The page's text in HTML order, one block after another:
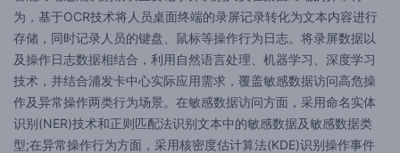
为，基于OCR技术将人员桌面终端的录屏记录转化为文本内容进行
存储，同时记录人员的键盘、鼠标等操作行为日志。将录屏数据以
及操作日志数据相结合，利用自然语言处理、机器学习、深度学习
技术，并结合浦发卡中心实际应用需求，覆盖敏感数据访问高危操
作及异常操作两类行为场景。在敏感数据访问方面，采用命名实体
识别(NER)技术和正则匹配法识别文本中的敏感数据及敏感数据类
型;在异常操作行为方面，采用核密度估计算法(KDE)识别操作事件